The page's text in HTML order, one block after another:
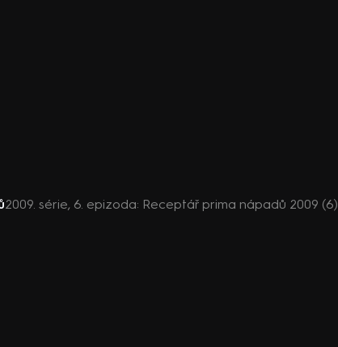
2009. série, 6. epizoda: Receptář prima nápadů 2009 (6)